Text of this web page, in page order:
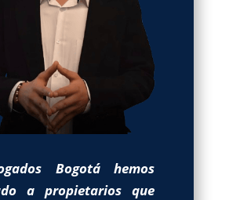
Bogotá hemos
a propietarios que